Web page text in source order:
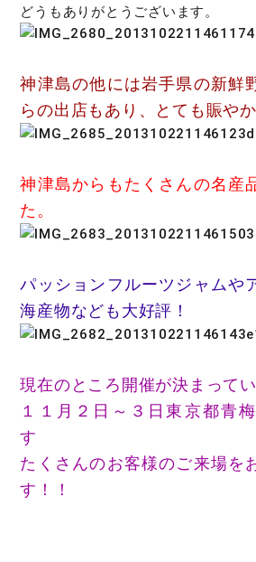
どうもありがとうございます。
神津島の他には岩手県の新鮮
らの出店もあり、とても賑やか
神津島からもたくさんの名産
た。
パッションフルーツジャムや
海産物なども大好評！
現在のところ開催が決まって
１１月２日～３日東京都青
す
たくさんのお客様のご来場を
す！！